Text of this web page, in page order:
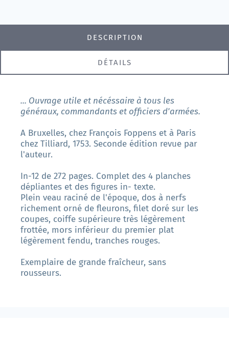
DESCRIPTION
DÉTAILS
... Ouvrage utile et nécéssaire à tous les
généraux, commandants et officiers d'armées.
A Bruxelles, chez François Foppens et à Paris
chez Tilliard, 1753. Seconde édition revue par
l'auteur.
In-12 de 272 pages. Complet des 4 planches
dépliantes et des figures in- texte.
Plein veau raciné de l'époque, dos à nerfs
richement orné de fleurons, filet doré sur les
coupes, coiffe supérieure très légèrement
frottée, mors inférieur du premier plat
légèrement fendu, tranches rouges.
Exemplaire de grande fraîcheur, sans
rousseurs.